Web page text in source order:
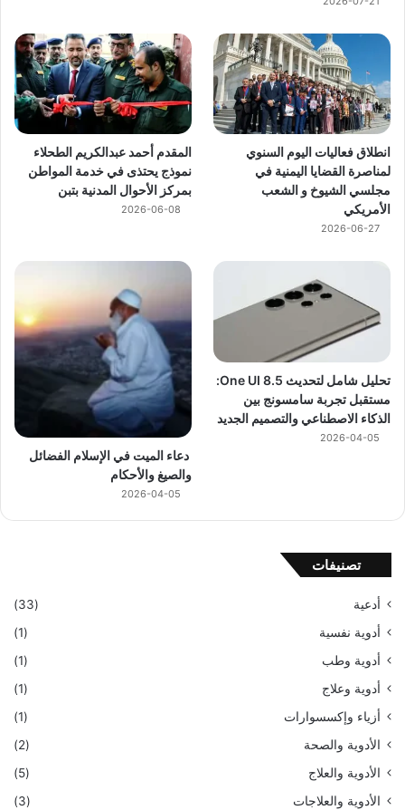
انطلاق فعاليات اليوم السنوي
لمناصرة القضايا اليمنية في
مجلسي الشيوخ و الشعب
الأمريكي
2026-06-27
المقدم أحمد عبدالكريم الطحلاء
نموذج يحتذى في خدمة المواطن
بمركز الأحوال المدنية بتبن
2026-06-08
تحليل شامل لتحديث One UI 8.5:
مستقبل تجربة سامسونج بين
الذكاء الاصطناعي والتصميم الجديد
2026-04-05
دعاء الميت في الإسلام الفضائل
والصيغ والأحكام
2026-04-05
تصنيفات
أدعية
(33)
أدوية نفسية
(1)
أدوية وطب
(1)
أدوية وعلاج
(1)
أزياء وإكسسوارات
(1)
الأدوية والصحة
(2)
الأدوية والعلاج
(5)
الأدوية والعلاجات
(3)